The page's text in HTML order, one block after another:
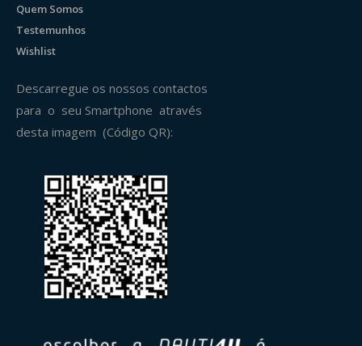
Quem Somos
Testemunhos
Wishlist
Descarregue os nossos contactos
para o seu Smartphone através
desta imagem (Código QR):